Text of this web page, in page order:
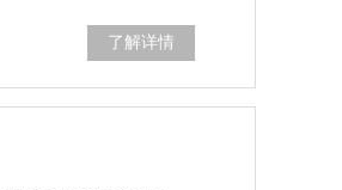
了解详情